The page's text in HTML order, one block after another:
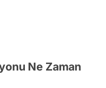
Ne Zaman